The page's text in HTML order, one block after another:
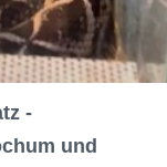
-
und